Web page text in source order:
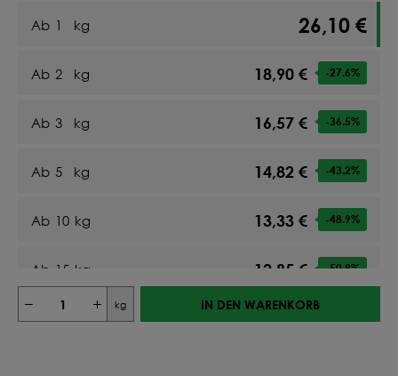
Ab 1 kg 26,10 €
Ab 2 kg 18,90 € -27.6%
Ab 3 kg 16,57 € -36.5%
Ab 5 kg 14,82 € -43.2%
Ab 10 kg 13,33 € -48.9%
Ab 15 kg 12,85 € -50.8%
Ab 20 kg 12,56 €
kg IN DEN WARENKORB